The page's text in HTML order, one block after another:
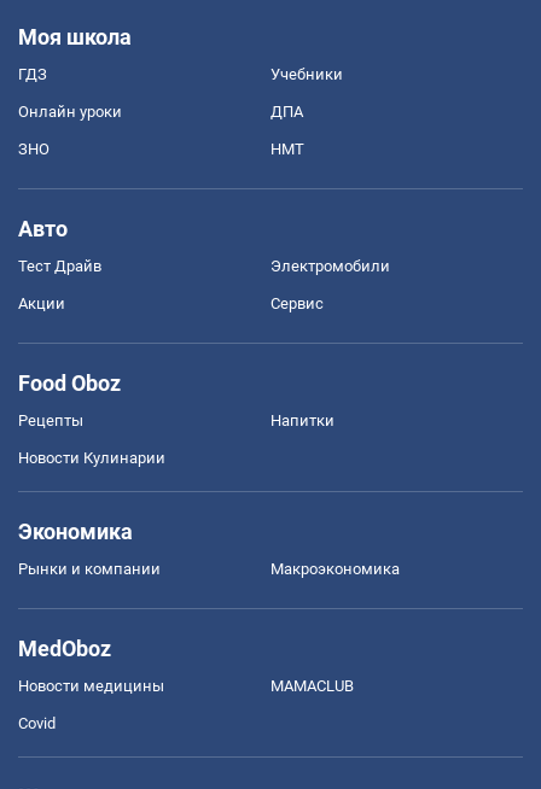
Моя школа
ГДЗ Учебники
Онлайн уроки ДПА
ЗНО НМТ
Авто
Тест Драйв Электромобили
Акции Сервис
Food Oboz
Рецепты Напитки
Новости Кулинарии
Экономика
Рынки и компании Mакроэкономика
MedOboz
Новости медицины MAMACLUB
Covid